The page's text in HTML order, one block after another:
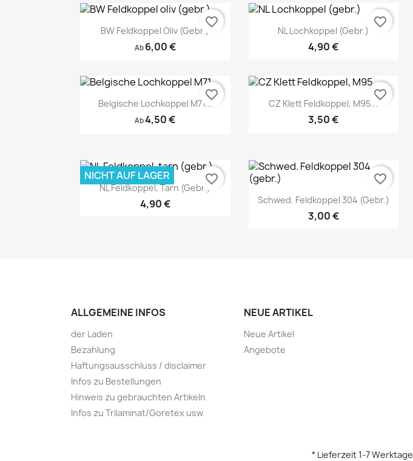
Vorschau
BW Feldkoppel Oliv (gebr.)
Ab 6,00 €
favorite_border
Vorschau
NL Lochkoppel (gebr.)
4,90 €
favorite_border
Belgische Lochkoppel M71...
Ab4,50 €
favorite_border
CZ Klett Feldkoppel, M95...
3,50 €
favorite_border
NL Feldkoppel, Tarn (gebr.)
4,90 €
NICHT AUF LAGER favorite_border
Schwed. Feldkoppel 304 (gebr.)
3,00 €
favorite_border
ALLGEMEINE INFOS
der Laden
Bezahlung
Haftungsausschluss / disclaimer
Infos zu Bestellungen
Hinweis zu gebrauchten Artikeln
Infos zu Trilaminat/Goretex usw.
NEUE ARTIKEL
Neue Artikel
Angebote
* Lieferzeit 1-7 Werktage